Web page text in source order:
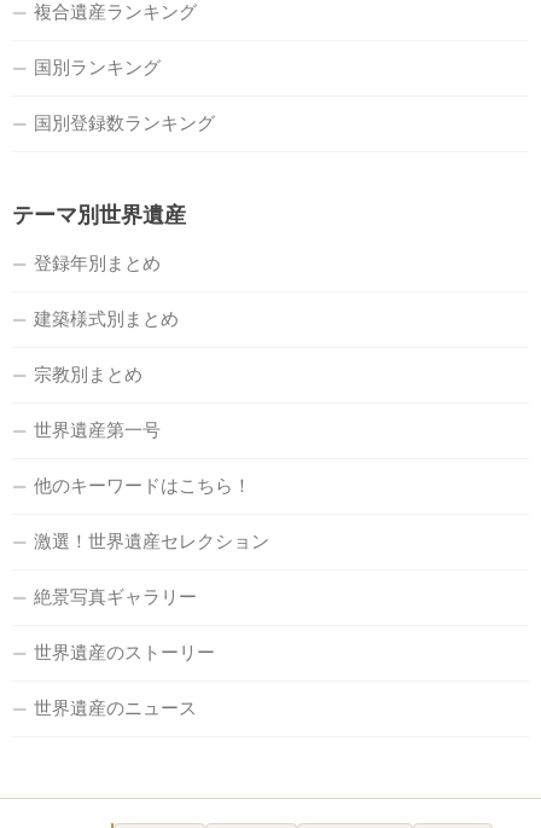
複合遺産ランキング
国別ランキング
国別登録数ランキング
テーマ別世界遺産
登録年別まとめ
建築様式別まとめ
宗教別まとめ
世界遺産第一号
他のキーワードはこちら！
激選！世界遺産セレクション
絶景写真ギャラリー
世界遺産のストーリー
世界遺産のニュース